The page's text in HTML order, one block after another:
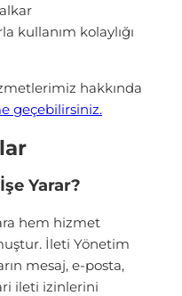
kullanım kolaylığı
hakkında
geçebilirsiniz.
Yarar?
hem hizmet
İleti Yönetim
mesaj, e-posta,
ileti izinlerini